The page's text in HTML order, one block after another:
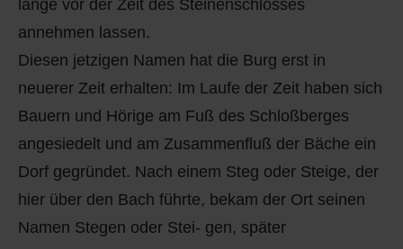
lange vor der Zeit des Steinenschlosses
annehmen lassen.
Diesen jetzigen Namen hat die Burg erst in
neuerer Zeit erhalten: Im Laufe der Zeit haben sich
Bauern und Hörige am Fuß des Schloßberges
angesiedelt und am Zusammenfluß der Bäche ein
Dorf gegründet. Nach einem Steg oder Steige, der
hier über den Bach führte, bekam der Ort seinen
Namen Stegen oder Stei- gen, später